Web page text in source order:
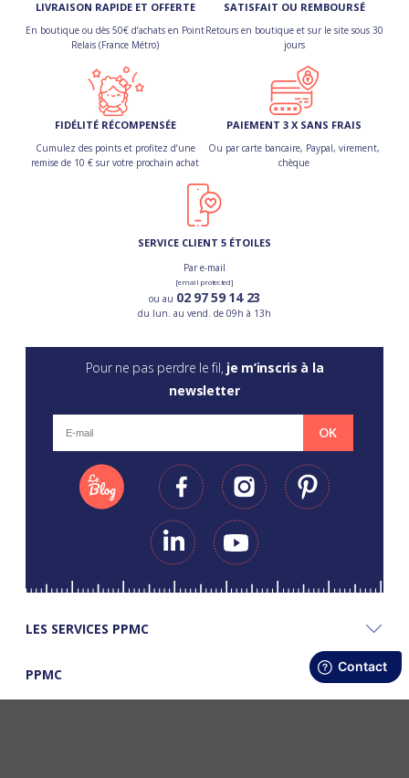
LIVRAISON RAPIDE ET OFFERTE
En boutique ou dès 50€ d’achats en Point
Relais (France Métro)
SATISFAIT OU REMBOURSÉ
Retours en boutique et sur le site sous 30
jours
FIDÉLITÉ RÉCOMPENSÉE
Cumulez des points et profitez d’une
remise de 10 € sur votre prochain achat
PAIEMENT 3 X SANS FRAIS
Ou par carte bancaire, Paypal, virement,
chèque
SERVICE CLIENT 5 ÉTOILES
Par e-mail
[email protected]
ou au 02 97 59 14 23
du lun. au vend. de 09h à 13h
Pour ne pas perdre le fil, je m’inscris à la
newsletter
OK
LES SERVICES PPMC
PPMC